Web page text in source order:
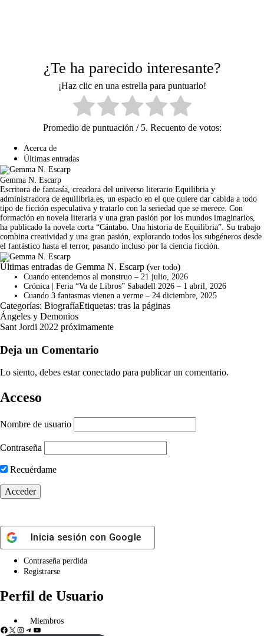
¿Te ha parecido interesante?
¡Haz clic en una estrella para puntuarlo!
Promedio de puntuación / 5. Recuento de votos:
Acerca de
Últimas entradas
Gemma N. Escarp
Escritora de fantasía, creadora del universo literario Equilibria y
administradora de equilibria.es, un espacio en el que quiere dar cabida a todo
tipo de ficción especulativa y tratarlo con la seriedad que se merece. Con
formación en novela literaria y una gran pasión por los mundos imaginarios,
ha publicado la novela corta “Cántabo. Una historia de Equilibria”. Su trabajo
combina creatividad y una gran pasión, explorando todos los subgéneros desde
el fantástico hasta el terror, pasando incluso por la ciencia ficción.
Últimas entradas de Gemma N. Escarp (ver todo)
Cuando entendemos al monstruo – 21 julio, 2026
Crónica | Feria “Va de Libros” Sabadell 2026 – 1 abril, 2026
Cuando 3 fantasmas vienen a verme – 24 diciembre, 2025
Categorías: BiografíaEtiquetas: tras la páginas
Ángeles y Demonios
Sant Jordi 2022 próximamente
Deja un Comentario
Lo siento, debes estarconectado para publicar un comentario.
Acceso
Nombre de usuario
Contraseña
Recuérdame
Inicia sesión con Google
Contraseña perdida
Registrarse
Perfil de Usuario
Miembros